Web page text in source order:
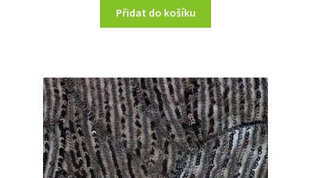
Přidat do košíku